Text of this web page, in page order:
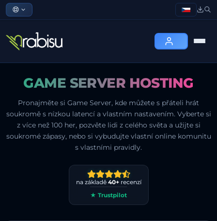
GAME SERVER HOSTING
Pronajměte si Game Server, kde můžete s přáteli hrát
soukromě s nízkou latencí a vlastním nastavením. Vyberte si
z více než 100 her, pozvěte lidi z celého světa a užijte si
soukromé zápasy, nebo si vybudujte vlastní online komunitu
s vlastními pravidly.
na základě 40+recenzí
★ Trustpilot